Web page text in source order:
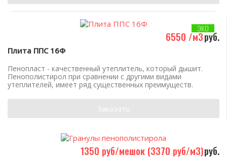
ЭКО
6550 /м3руб.
Плита ППС 16Ф
Пенопласт - качественный утеплитель, который дышит.
Пенополистирол при сравнении с другими видами
утеплителей, имеет ряд существенных преимуществ.
Заказать
1350 руб/мешок (3370 руб/м3)руб.